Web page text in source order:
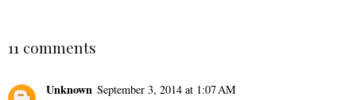
11 comments
Unknown September 3, 2014 at 1:07 AM